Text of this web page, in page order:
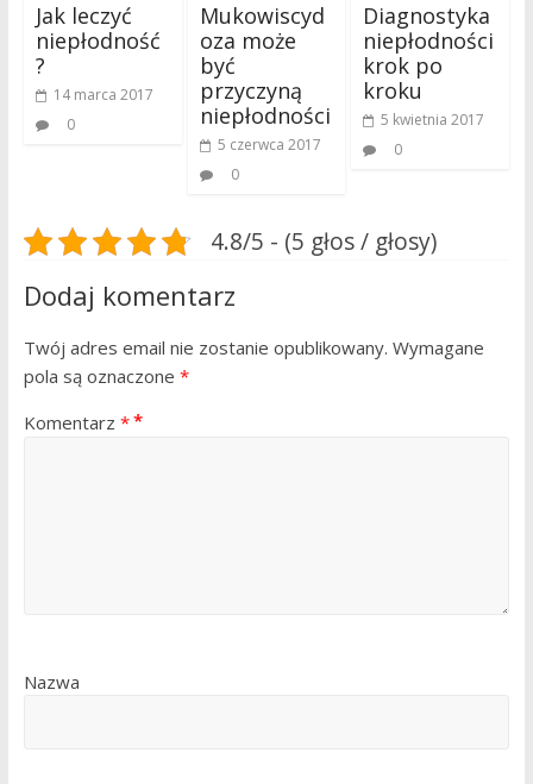
Jak leczyć
niepłodność
?
14 marca 2017
0
Mukowiscyd
oza może
być
przyczyną
niepłodności
5 czerwca 2017
0
Diagnostyka
niepłodności
krok po
kroku
5 kwietnia 2017
0
4.8/5 - (5 głos / głosy)
Dodaj komentarz
Twój adres email nie zostanie opublikowany. Wymagane
pola są oznaczone *
Komentarz *
Nazwa